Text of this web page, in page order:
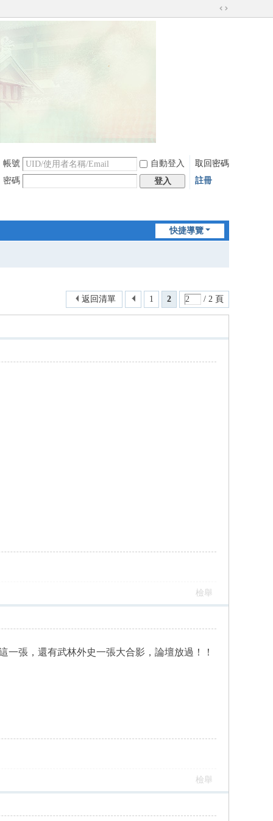
切
帳號 自動登入
取回密碼
密碼
登入 註冊
快捷導覽
1 2 / 2 頁
返回清單
檢舉
張，還有武林外史一張大合影，論壇放過！！
檢舉